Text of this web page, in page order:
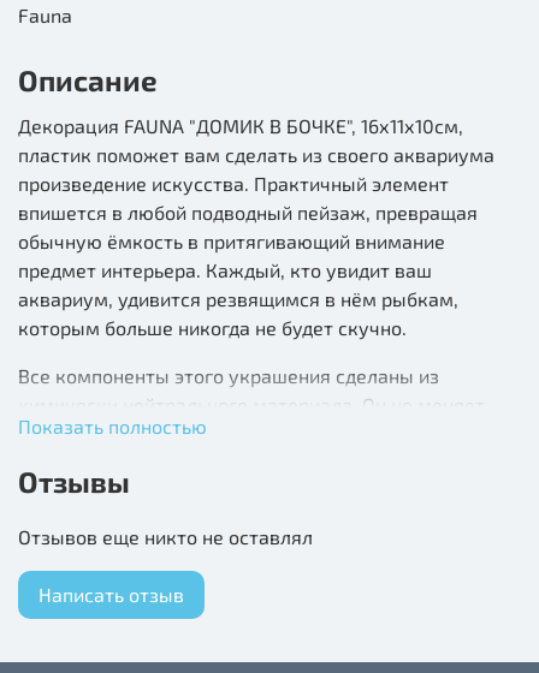
Fauna
Описание
Декорация FAUNA "ДОМИК В БОЧКЕ", 16х11х10см,
пластик поможет вам сделать из своего аквариума
произведение искусства. Практичный элемент
впишется в любой подводный пейзаж, превращая
обычную ёмкость в притягивающий внимание
предмет интерьера. Каждый, кто увидит ваш
аквариум, удивится резвящимся в нём рыбкам,
которым больше никогда не будет скучно.
Все компоненты этого украшения сделаны из
химически нейтрального материала. Он не меняет
состав и основные параметры воды, постоянно
Выберите простой цвет. Например, синий или чёрный.
Такой фон будет выгодно контрастировать с
Показать полностью
Отзывы
Отзывов еще никто не оставлял
Написать отзыв